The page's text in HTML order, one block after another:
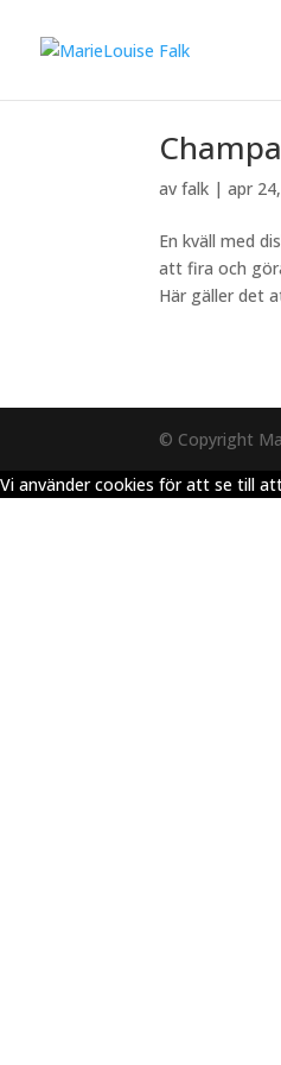
avfalk |apr
En kväll med
att fira och
Här gäller det
© Copyright
Vi använder cookies för att se till